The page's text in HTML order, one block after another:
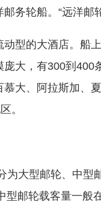
务轮船。“远洋邮
型的大酒店。船
大，有300到400
大、阿拉斯加、
。
为大型邮轮、中型
型邮轮载客量一般